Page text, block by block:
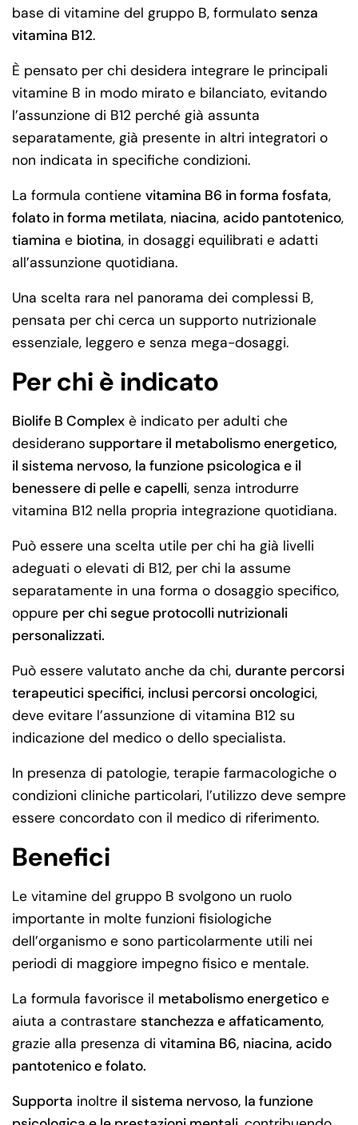
base di vitamine del gruppo B, formulato senza
vitamina B12.
È pensato per chi desidera integrare le principali
vitamine B in modo mirato e bilanciato, evitando
l’assunzione di B12 perché già assunta
separatamente, già presente in altri integratori o
non indicata in specifiche condizioni.
La formula contiene vitamina B6 in forma fosfata,
folato in forma metilata, niacina, acido pantotenico,
tiamina e biotina, in dosaggi equilibrati e adatti
all’assunzione quotidiana.
Una scelta rara nel panorama dei complessi B,
pensata per chi cerca un supporto nutrizionale
essenziale, leggero e senza mega-dosaggi.
Per chi è indicato
Biolife B Complex è indicato per adulti che
desiderano supportare il metabolismo energetico,
il sistema nervoso, la funzione psicologica e il
benessere di pelle e capelli, senza introdurre
vitamina B12 nella propria integrazione quotidiana.
Può essere una scelta utile per chi ha già livelli
adeguati o elevati di B12, per chi la assume
separatamente in una forma o dosaggio specifico,
oppure per chi segue protocolli nutrizionali
personalizzati.
Può essere valutato anche da chi, durante percorsi
terapeutici specifici, inclusi percorsi oncologici,
deve evitare l’assunzione di vitamina B12 su
indicazione del medico o dello specialista.
In presenza di patologie, terapie farmacologiche o
condizioni cliniche particolari, l’utilizzo deve sempre
essere concordato con il medico di riferimento.
Benefici
Le vitamine del gruppo B svolgono un ruolo
importante in molte funzioni fisiologiche
dell’organismo e sono particolarmente utili nei
periodi di maggiore impegno fisico e mentale.
La formula favorisce il metabolismo energetico e
aiuta a contrastare stanchezza e affaticamento,
grazie alla presenza di vitamina B6, niacina, acido
pantotenico e folato.
Supporta inoltre il sistema nervoso, la funzione